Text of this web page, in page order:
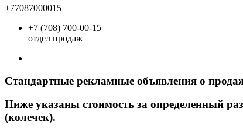
+77087000015
+7 (708) 700-00-15
отдел продаж
Стандартные рекламные объявления о
Ниже указаны стоимость за определенный
(колечек).